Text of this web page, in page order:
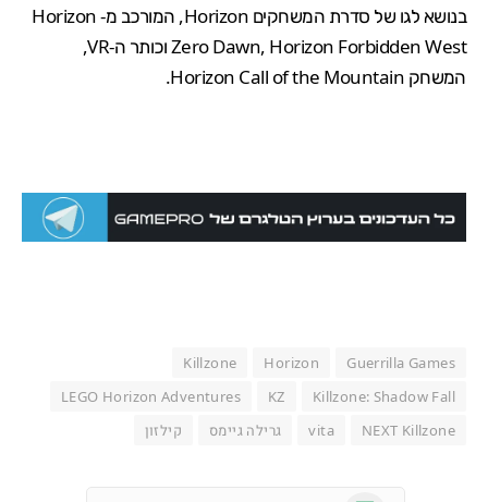
בנושא לגו של סדרת המשחקים Horizon, המורכב מ-
Horizon
Zero Dawn, Horizon Forbidden West
וכותר ה-VR,
המשחק Horizon Call of the Mountain.
Guerrilla Games
Horizon
Killzone
Killzone: Shadow Fall
KZ
LEGO Horizon Adventures
NEXT Killzone
vita גרילה גיימס קילזון